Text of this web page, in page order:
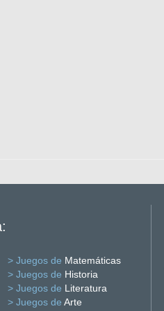
> Juegos de Matemáticas
> Juegos de Historia
> Juegos de Literatura
> Juegos de Arte